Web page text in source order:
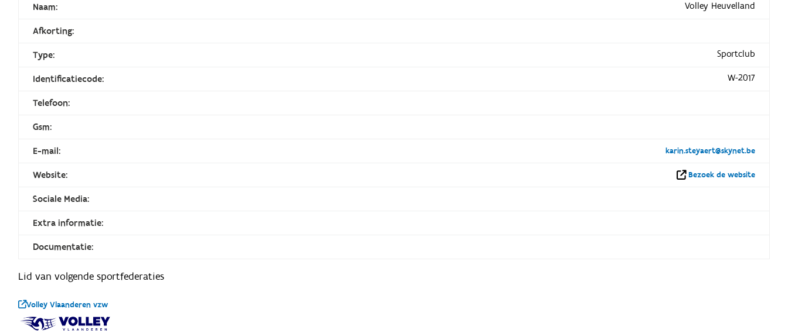
Naam: Volley Heuvelland
Afkorting:
Type: Sportclub
Identificatiecode: W-2017
Telefoon:
Gsm:
E-mail: karin.steyaert@skynet.be
Website: Bezoek de website
Sociale Media:
Extra informatie:
Documentatie:
Lid van volgende sportfederaties
Volley Vlaanderen vzw